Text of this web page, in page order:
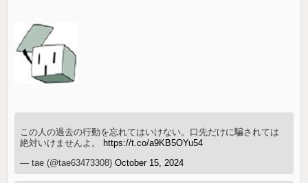
この人の過去の行動を忘れてはいけない。口先だけに騙されては
絶対いけませんよ。 https://t.co/a9KB5OYu54
— tae (@tae63473308)October 15, 2024